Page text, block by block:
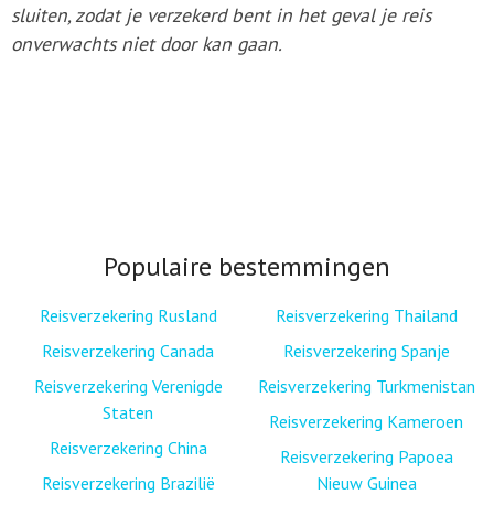
sluiten, zodat je verzekerd bent in het geval je reis
onverwachts niet door kan gaan.
Populaire bestemmingen
Reisverzekering Rusland
Reisverzekering Canada
Reisverzekering Verenigde
Staten
Reisverzekering China
Reisverzekering Brazilië
Reisverzekering Thailand
Reisverzekering Spanje
Reisverzekering Turkmenistan
Reisverzekering Kameroen
Reisverzekering Papoea
Nieuw Guinea